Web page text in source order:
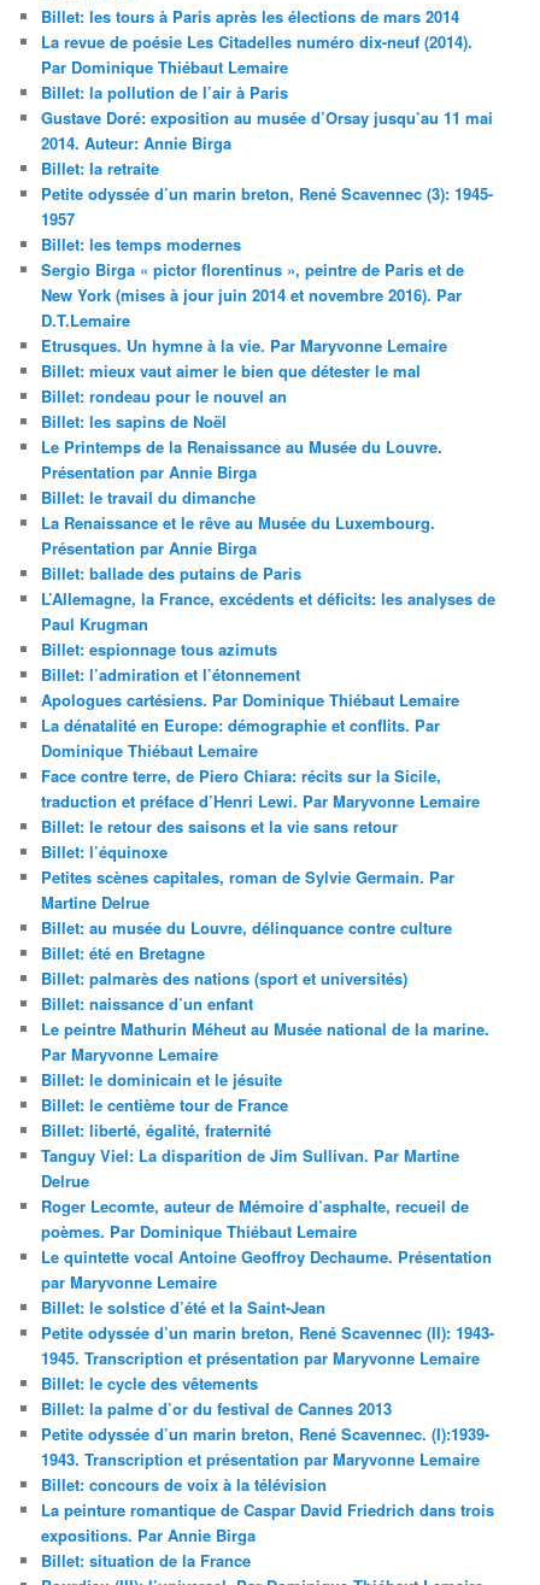
Billet: les tours à Paris après les élections de mars 2014
La revue de poésie Les Citadelles numéro dix-neuf (2014).
Par Dominique Thiébaut Lemaire
Billet: la pollution de l’air à Paris
Gustave Doré: exposition au musée d’Orsay jusqu’au 11 mai
2014. Auteur: Annie Birga
Billet: la retraite
Petite odyssée d’un marin breton, René Scavennec (3): 1945-
1957
Billet: les temps modernes
Sergio Birga « pictor florentinus », peintre de Paris et de
New York (mises à jour juin 2014 et novembre 2016). Par
D.T.Lemaire
Etrusques. Un hymne à la vie. Par Maryvonne Lemaire
Billet: mieux vaut aimer le bien que détester le mal
Billet: rondeau pour le nouvel an
Billet: les sapins de Noël
Le Printemps de la Renaissance au Musée du Louvre.
Présentation par Annie Birga
Billet: le travail du dimanche
La Renaissance et le rêve au Musée du Luxembourg.
Présentation par Annie Birga
Billet: ballade des putains de Paris
L’Allemagne, la France, excédents et déficits: les analyses de
Paul Krugman
Billet: espionnage tous azimuts
Billet: l’admiration et l’étonnement
Apologues cartésiens. Par Dominique Thiébaut Lemaire
La dénatalité en Europe: démographie et conflits. Par
Dominique Thiébaut Lemaire
Face contre terre, de Piero Chiara: récits sur la Sicile,
traduction et préface d’Henri Lewi. Par Maryvonne Lemaire
Billet: le retour des saisons et la vie sans retour
Billet: l’équinoxe
Petites scènes capitales, roman de Sylvie Germain. Par
Martine Delrue
Billet: au musée du Louvre, délinquance contre culture
Billet: été en Bretagne
Billet: palmarès des nations (sport et universités)
Billet: naissance d’un enfant
Le peintre Mathurin Méheut au Musée national de la marine.
Par Maryvonne Lemaire
Billet: le dominicain et le jésuite
Billet: le centième tour de France
Billet: liberté, égalité, fraternité
Tanguy Viel: La disparition de Jim Sullivan. Par Martine
Delrue
Roger Lecomte, auteur de Mémoire d’asphalte, recueil de
poèmes. Par Dominique Thiébaut Lemaire
Le quintette vocal Antoine Geoffroy Dechaume. Présentation
par Maryvonne Lemaire
Billet: le solstice d’été et la Saint-Jean
Petite odyssée d’un marin breton, René Scavennec (II): 1943-
1945. Transcription et présentation par Maryvonne Lemaire
Billet: le cycle des vêtements
Billet: la palme d’or du festival de Cannes 2013
Petite odyssée d’un marin breton, René Scavennec. (I):1939-
1943. Transcription et présentation par Maryvonne Lemaire
Billet: concours de voix à la télévision
La peinture romantique de Caspar David Friedrich dans trois
expositions. Par Annie Birga
Billet: situation de la France